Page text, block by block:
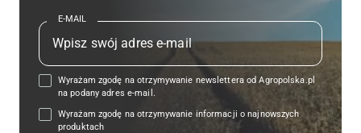
E-MAIL
Wyrażam zgodę na otrzymywanie newslettera od Agropolska.pl
na podany adres e-mail.
Wyrażam zgodę na otrzymywanie informacji o najnowszych
produktach